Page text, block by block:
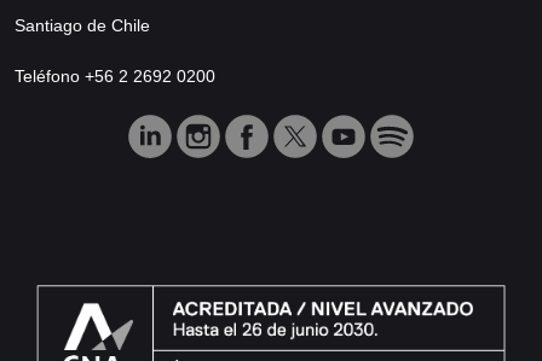
Santiago de Chile
Teléfono +56 2 2692 0200